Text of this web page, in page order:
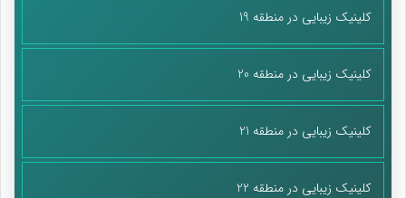
کلینیک زیبایی در منطقه 19
کلینیک زیبایی در منطقه 20
کلینیک زیبایی در منطقه 21
کلینیک زیبایی در منطقه 22